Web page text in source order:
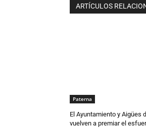
ARTÍCULOS
Paterna
El Ayuntamiento y Aigües
vuelven a premiar el